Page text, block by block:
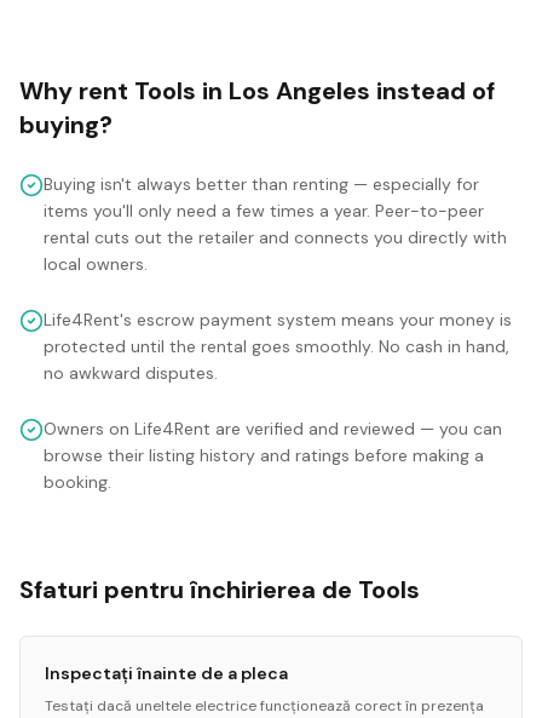
Why rent Tools in Los Angeles instead of
buying?
Buying isn't always better than renting — especially for
items you'll only need a few times a year. Peer-to-peer
rental cuts out the retailer and connects you directly with
local owners.
Life4Rent's escrow payment system means your money is
protected until the rental goes smoothly. No cash in hand,
no awkward disputes.
Owners on Life4Rent are verified and reviewed — you can
browse their listing history and ratings before making a
booking.
Sfaturi pentru închirierea de Tools
Inspectați înainte de a pleca
Testați dacă uneltele electrice funcționează corect în prezența